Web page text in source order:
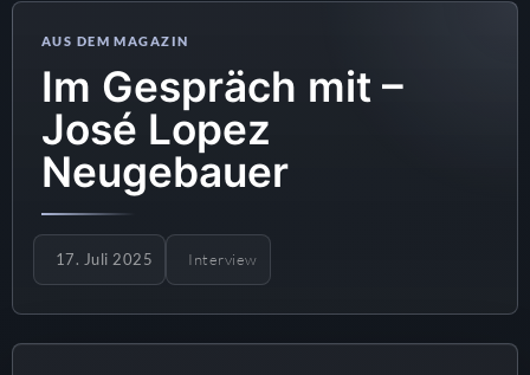
Im Gespräch mit –
José Lopez
Neugebauer
17. Juli 2025 Interview